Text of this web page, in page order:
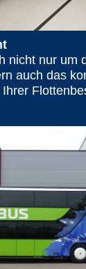
nicht nur um
auch das